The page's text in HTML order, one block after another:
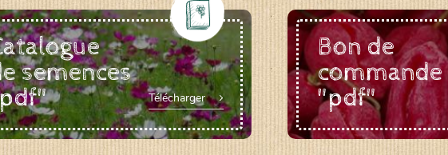
semences
Télécharger
Bon de
commande
"pdf"